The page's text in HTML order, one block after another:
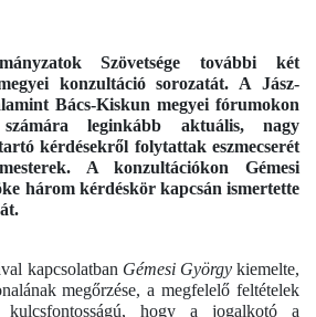
Szövetsége további két
konzultáció sorozatát. A Jász-
Bács-Kiskun megyei fórumokon
számára leginkább aktuális, nagy
kérdésekről folytattak eszmecserét
A konzultációkon Gémesi
három kérdéskör kapcsán ismertette
kapcsolatban Gémesi Györgykiemelte,
megőrzése, a megfelelő feltételek
kulcsfontosságú, hogy a jogalkotó a